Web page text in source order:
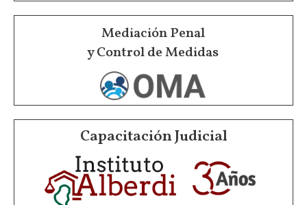
Mediación Penal
y Control de Medidas
Capacitación Judicial